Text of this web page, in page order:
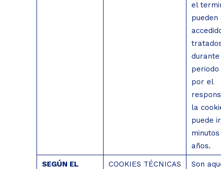
el
pueden
durante
periodo
por el
la
puede
años.
SEGÚN EL
COOKIES TÉCNICAS
Son